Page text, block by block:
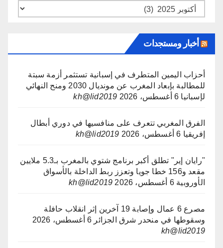
الأرشيف
أخبار ومستجدات
أحزاب اليمين المتطرف في إسبانية تستثمر أزمة سبتة
للمطالبة بإبعاد المغرب عن مونديال 2030 ومنح النهائي
لإسبانيا 6 أغسطس، 2026 kh@lid2019
الفرق المغربي تتعرف على منافسيها في دوري أبطال
إفريقيا 6 أغسطس، 2026 kh@lid2019
"رايان إير" تطلق أكبر برنامج شتوي بالمغرب بـ5.3 ملايين
مقعد و156 خطا جويا وتعزز ربط الداخلة بالأسواق
الأوروبية 6 أغسطس، 2026 kh@lid2019
مصرع 6 عمال وإصابة 19 آخرين إثر انقلاب حافلة
وسقوطها في منحدر شرق الجزائر 6 أغسطس، 2026
kh@lid2019